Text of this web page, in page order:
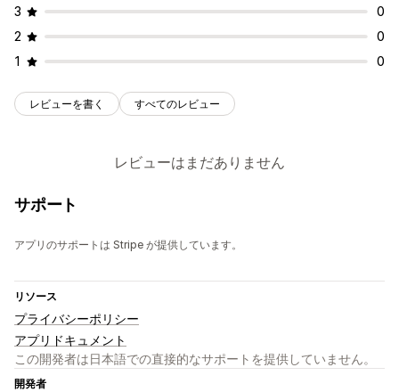
3
0
2
0
1
0
レビューを書く すべてのレビュー
レビューはまだありません
サポート
アプリのサポートは Stripe が提供しています。
リソース
プライバシーポリシー
アプリドキュメント
この開発者は日本語での直接的なサポートを提供していません。
開発者